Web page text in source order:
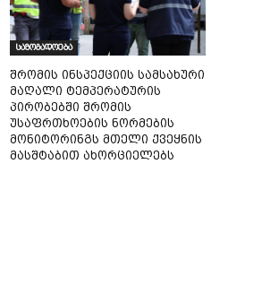
საზოგადოება
შრომის ინსპექციის სამსახური
მაღალი ტემპერატურის
პირობებში შრომის
უსაფრთხოების ნორმების
მონიტორინგს მთელი ქვეყნის
მასშტაბით ახორციელებს